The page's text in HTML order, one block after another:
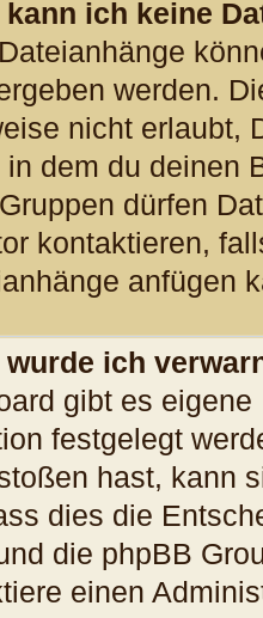
kann ich keine
werden.
nicht erlaubt,
dem du deinen
dürfen
kontaktieren,
anfügen
wurde ich
gibt es
festgelegt
hast, kann
dies die
die phpBB
einen